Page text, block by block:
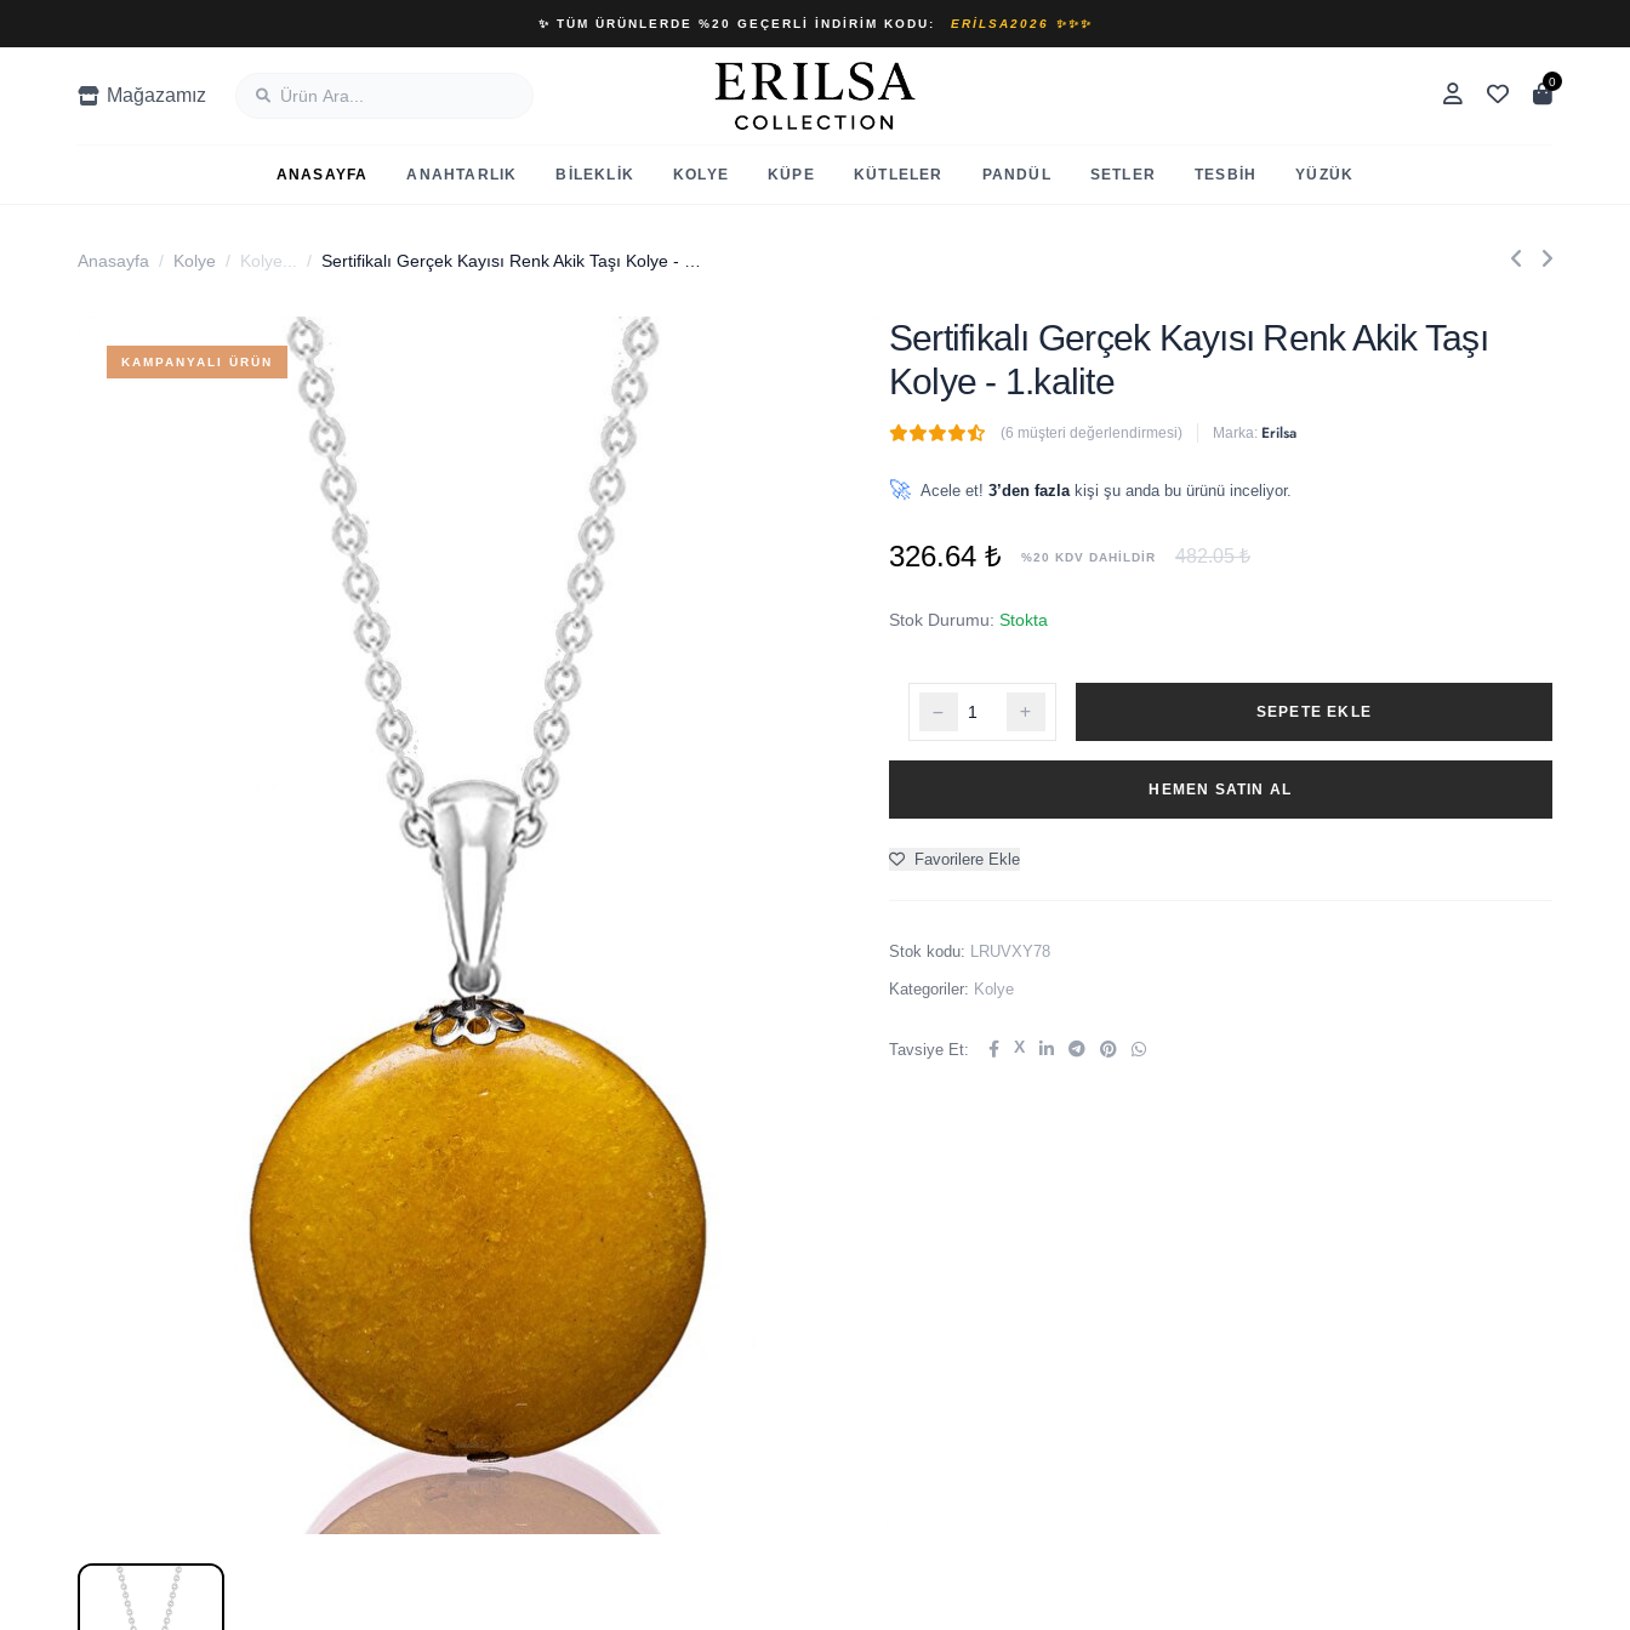
✨ TÜM ÜRÜNLERDE %20 GEÇERLI İNDIRIM KODU: ERILSA2026 ✨✨✨
Mağazamız
0
ANASAYFA ANAHTARLIK BILEKLIK KOLYE KÜPE KÜTLELER PANDÜL SETLER TESBIH YÜZÜK
Anasayfa / Kolye / Kolye... /
KAMPANYALI ÜRÜN
Sertifikalı Gerçek Kayısı Renk Akik Taşı
Kolye - 1.kalite
(6 müşteri değerlendirmesi) Marka: Erilsa
🚀 Acele et! 3’den fazlakişi şu anda bu ürünü inceliyor.
326.64 ₺ %20 KDV DAHİLDİR 482.05 ₺
Stok Durumu: Stokta
SEPETE EKLE
HEMEN SATIN AL
Favorilere Ekle
Stok kodu: LRUVXY78
Kategoriler: Kolye
Tavsiye Et: X